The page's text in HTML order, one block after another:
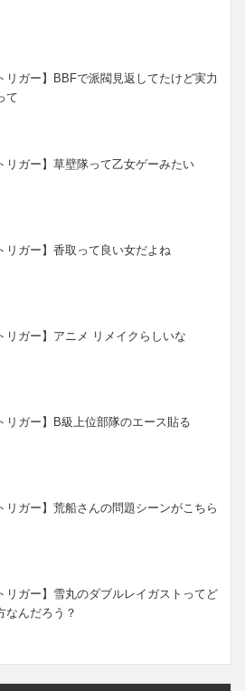
リガー】BBFで派閥見返してたけど実力
て
リガー】草壁隊って乙女ゲーみたい
リガー】香取って良い女だよね
リガー】アニメ リメイクらしいな
リガー】B級上位部隊のエース貼る
リガー】荒船さんの問題シーンがこちら
リガー】雪丸のダブルレイガストってど
なんだろう？